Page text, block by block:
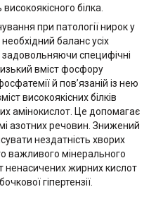
білка.
при патології нирок у
баланс усіх
специфічні
вміст фосфору
й пов’язаній із нею
високоякісних білків
амінокислот. Це допомагає
азотних речовин. Знижений
нездатність хворих
важливого мінерального
ненасичених жирних кислот
гіпертензії.